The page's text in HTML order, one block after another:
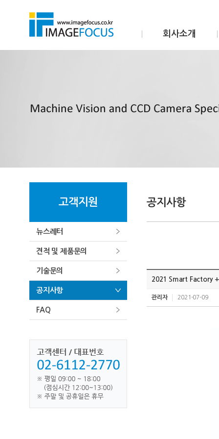
회사소개
고객지원
뉴스레터
견적 및 제품문의
기술문의
공지사항
FAQ
공지사항
2021 Smart Factory
관리자 2021-07-09